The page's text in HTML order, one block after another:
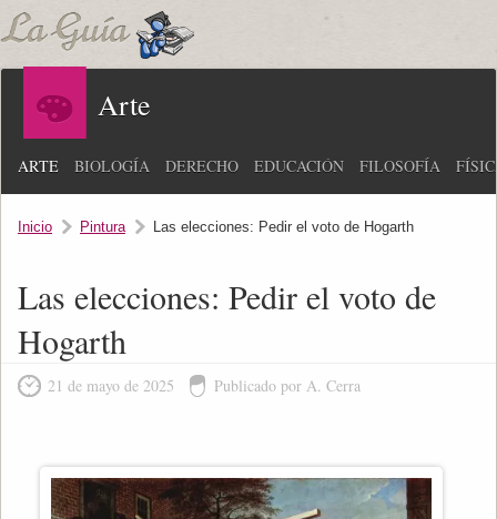
Arte
ARTE BIOLOGÍA DERECHO EDUCACIÓN FILOSOFÍA
Inicio Pintura Las elecciones: Pedir el voto de Hogarth
Las elecciones: Pedir el voto de
Hogarth
21 de mayo de 2025 Publicado por A. Cerra